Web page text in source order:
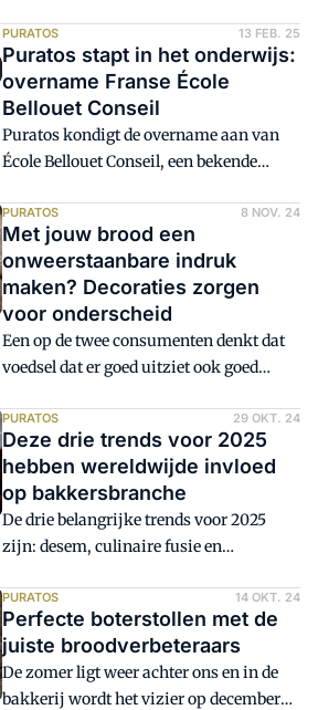
verrassen met nieuwe combinaties en
uitnodigen tot interactie. Denk aan
bijzondere texturen, creatieve vormen
en rijke vullingen die de zintuigen
prikkelen.
PURATOS 13 FEB. 25
Puratos stapt in het onderwijs:
overname Franse École
Bellouet Conseil
Puratos kondigt de overname aan van
École Bellouet Conseil, een bekende
overname wil het concern de kennis en
technieken van de school wereldwijd
toegankelijk maken voor bakkers,
patissiers en chocolatiers.
PURATOS 8 NOV. 24
Met jouw brood een
onweerstaanbare indruk
maken? Decoraties zorgen
voor onderscheid
Een op de twee consumenten denkt dat
voedsel dat er goed uitziet ook goed
consumenten de belangrijkste factor
voor herhalingsaankopen. Dat blijkt uit
het consumententrendonderzoek Taste
Tomorrow van Puratos. Om het brood er
aantrekkelijk te laten uitzien, spelen
decoraties een belangrijke rol. Hoe zorg
PURATOS 29 OKT. 24
Deze drie trends voor 2025
hebben wereldwijde invloed
op bakkersbranche
De drie belangrijke trends voor 2025
zijn: desem, culinaire fusie en
van Puratos. Deze trends hebben volgens
het bedrijf wereldwijd invloed op
voedselproducenten, bakkers,
banketbakkers en chocolatiers.
PURATOS 14 OKT. 24
Perfecte boterstollen met de
juiste broodverbeteraars
De zomer ligt weer achter ons en in de
bakkerij wordt het vizier op december